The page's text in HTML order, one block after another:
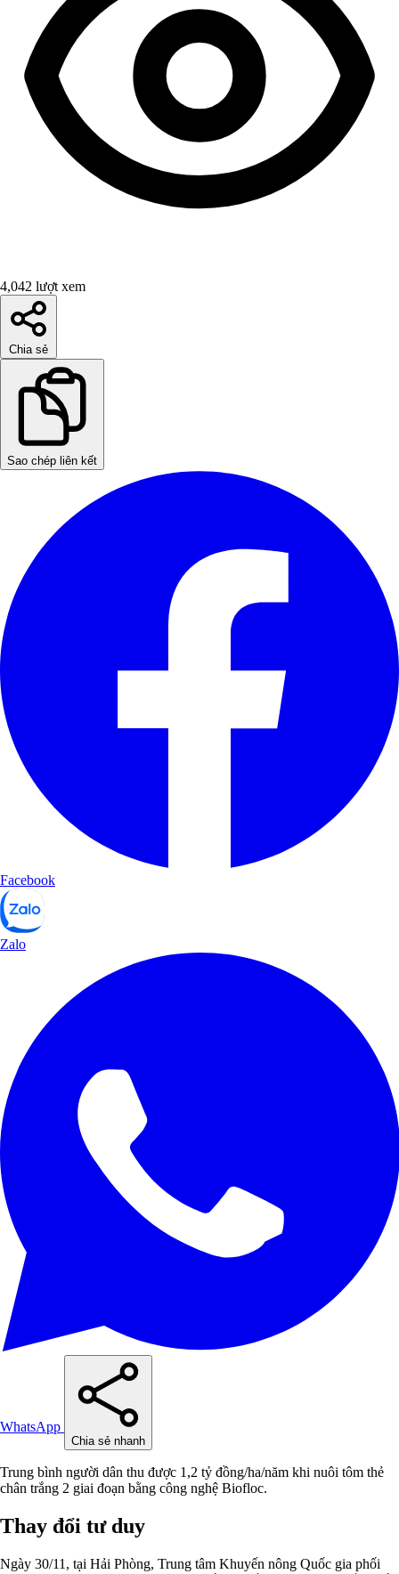
4,042 lượt xem
Chia sẻ
Sao chép liên kết
Facebook
Zalo
WhatsApp
Chia sẻ nhanh
Trung bình người dân thu được 1,2 tỷ đồng/ha/năm khi nuôi tôm thẻ
chân trắng 2 giai đoạn bằng công nghệ Biofloc.
Thay đổi tư duy
Ngày 30/11, tại Hải Phòng, Trung tâm Khuyến nông Quốc gia phối